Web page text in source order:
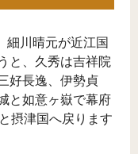
細川晴元が近江国
と、久秀は吉祥院
好長逸、伊勢貞
と如意ヶ嶽で幕府
摂津国へ戻ります